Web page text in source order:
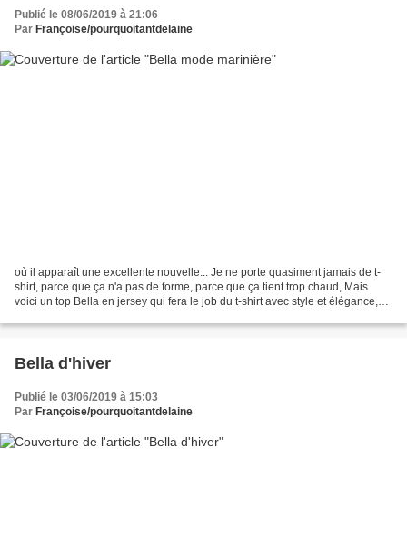
Publié le 08/06/2019 à 21:06
Par Françoise/pourquoitantdelaine
où il apparaît une excellente nouvelle... Je ne porte quasiment jamais de t-
shirt, parce que ça n'a pas de forme, parce que ça tient trop chaud, Mais
voici un top Bella en jersey qui fera le job du t-shirt avec style et élégance,
Bella d'hiver
Publié le 03/06/2019 à 15:03
Par Françoise/pourquoitantdelaine